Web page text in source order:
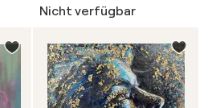
Nicht verfügbar